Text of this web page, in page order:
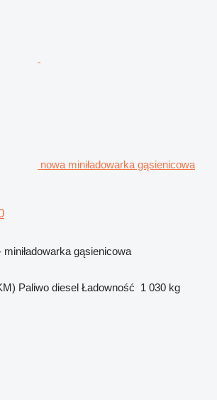
nowa miniładowarka gąsienicowa
gąsienicowa
Paliwo diesel Ładowność 1 030 kg